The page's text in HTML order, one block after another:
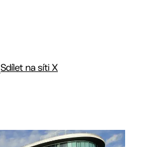
Sdílet na síti X